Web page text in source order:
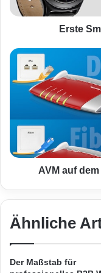
r
a
c
i
S
O
2
Erste
A
M
f
m
l
W
o
AVM auf
Ähnliche
Der Maßstab für